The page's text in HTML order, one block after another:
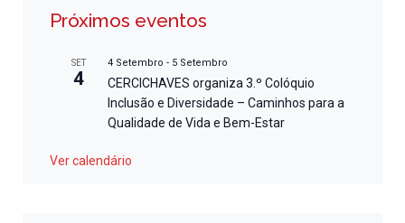
Próximos eventos
SET
4
4 Setembro - 5 Setembro
CERCICHAVES organiza 3.º Colóquio
Inclusão e Diversidade – Caminhos para a
Qualidade de Vida e Bem-Estar
Ver calendário